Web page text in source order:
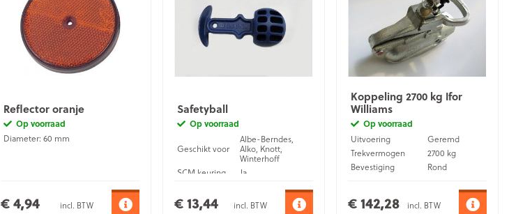
Reflector oranje
Op voorraad
Diameter: 60 mm
€ 4,94 incl. BTW
Safetyball
Op voorraad
Geschikt voor
Albe-Berndes,
Alko, Knott,
Winterhoff
SCM keuring
Ja
€ 13,44 incl. BTW
Koppeling 2700 kg Ifor
Williams
Op voorraad
Uitvoering
Geremd
Trekvermogen
2700 kg
Bevestiging
Rond
Gietijzer
€ 142,28 incl. BTW